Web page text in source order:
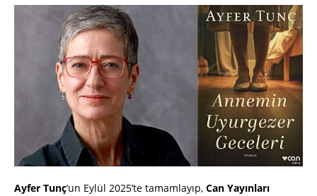
Ayfer Tunç’un Eylül 2025’te tamamlayıp, Can Yayınları